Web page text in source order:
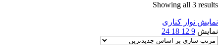
Showing all 3 results
نمایش نوار کناری
نمایش 9
12
18
24